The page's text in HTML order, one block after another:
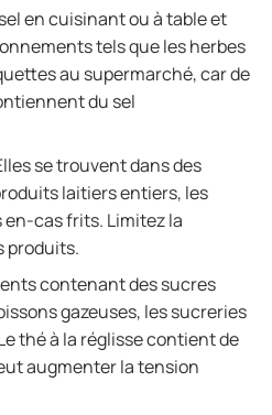
en cuisinant ou à table et
tels que les herbes
au supermarché, car de
du sel
se trouvent dans des
laitiers entiers, les
en-cas frits. Limitez la
produits.
contenant des sucres
gazeuses, les sucreries
thé à la réglisse contient de
augmenter la tension